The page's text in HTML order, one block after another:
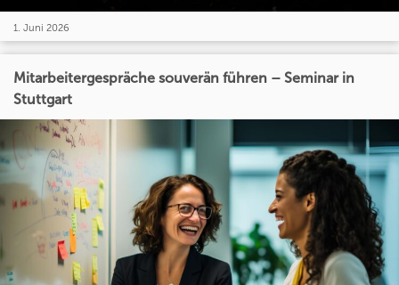
1. Juni 2026
Mitarbeitergespräche souverän führen – Seminar in
Stuttgart